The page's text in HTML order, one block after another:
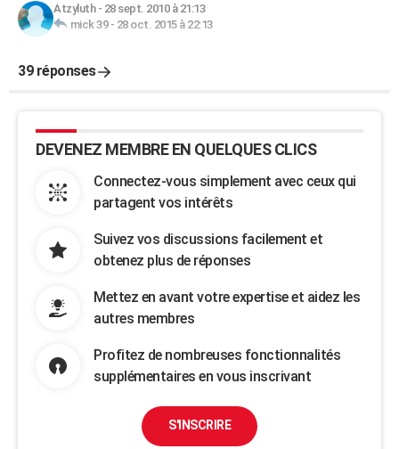
Atzyluth- 28 sept. 2010 à 21:13
mick 39- 28 oct. 2015 à 22:13
39 réponses
DEVENEZ MEMBRE EN QUELQUES CLICS
Connectez-vous simplement avec ceux qui
partagent vos intérêts
Suivez vos discussions facilement et
obtenez plus de réponses
Mettez en avant votre expertise et aidez les
autres membres
Profitez de nombreuses fonctionnalités
supplémentaires en vous inscrivant
S'INSCRIRE